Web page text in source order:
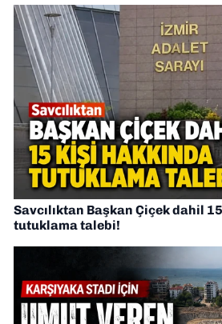
Savcılıktan Başkan Çiçek dahil
tutuklama talebi!